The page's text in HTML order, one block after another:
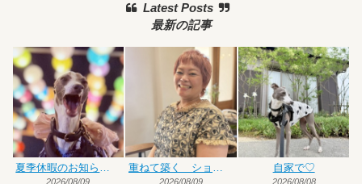
Latest Posts
最新の記事
夏季休暇のお知らせです
2026/08/09
重ねて築く ショート×ハイトーンカラー
2026/08/09
自家で♡
2026/08/08